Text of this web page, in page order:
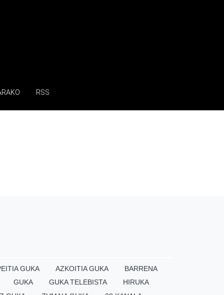
RSS
GUKA AZKOITIA GUKA
BARRENA
GUKA
GUKA TELEBISTA
HIRUKA